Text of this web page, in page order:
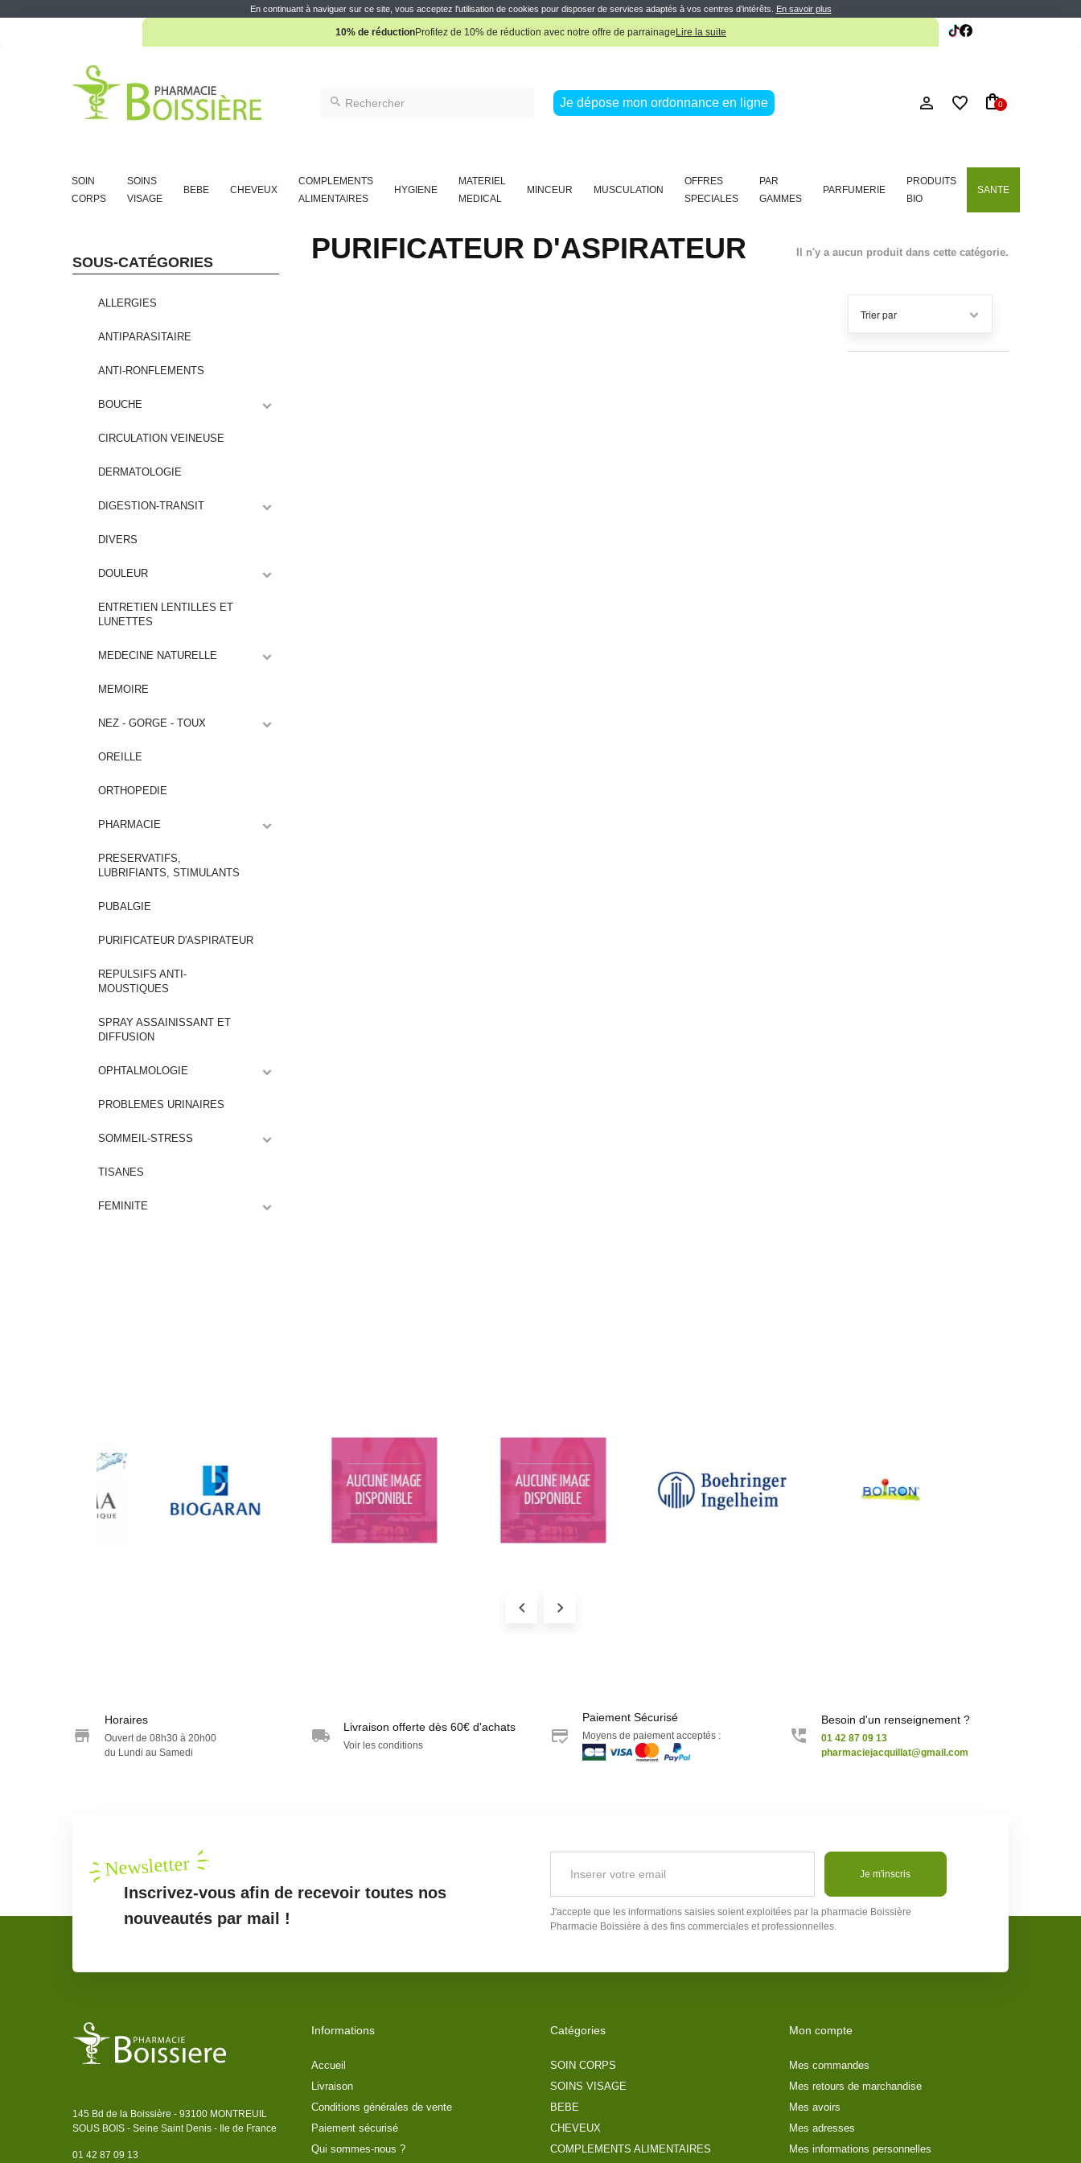
En continuant à naviguer sur ce site, vous acceptez l'utilisation de cookies pour disposer de services adaptés à vos centres d’intérêts. En savoir plus
Pharmacie Boissière Française
10% de réductionProfitez de 10% de réduction avec notre offre de parrainage Lire la suite
Je dépose mon ordonnance en ligne 0
SOIN
CORPS
SOINS
VISAGE
BEBE CHEVEUX
COMPLEMENTS
ALIMENTAIRES
HYGIENE
MATERIEL
MEDICAL
MINCEUR MUSCULATION
OFFRES
SPECIALES
PAR
GAMMES
PARFUMERIE
PRODUITS
BIO
SANTE
PURIFICATEUR D'ASPIRATEUR Il n'y a aucun produit dans cette catégorie.
SOUS-CATÉGORIES
ALLERGIES
ANTIPARASITAIRE
ANTI-RONFLEMENTS
BOUCHE
CIRCULATION VEINEUSE
DERMATOLOGIE
DIGESTION-TRANSIT
DIVERS
DOULEUR
ENTRETIEN LENTILLES ET
LUNETTES
MEDECINE NATURELLE
MEMOIRE
NEZ - GORGE - TOUX
OREILLE
ORTHOPEDIE
PHARMACIE
PRESERVATIFS,
LUBRIFIANTS, STIMULANTS
PUBALGIE
PURIFICATEUR D'ASPIRATEUR
REPULSIFS ANTI-
MOUSTIQUES
SPRAY ASSAINISSANT ET
DIFFUSION
OPHTALMOLOGIE
PROBLEMES URINAIRES
SOMMEIL-STRESS
TISANES
FEMINITE
Horaires
Ouvert de 08h30 à 20h00
du Lundi au Samedi
Livraison offerte dès 60€ d'achats
Voir les conditions
Paiement Sécurisé
Moyens de paiement acceptés :
Besoin d'un renseignement ?
01 42 87 09 13
pharmaciejacquillat@gmail.com
Newsletter
Inscrivez-vous afin de recevoir toutes nos
nouveautés par mail !
Je m'inscris
J'accepte que les informations saisies soient exploitées par la pharmacie Boissière
Pharmacie Boissière à des fins commerciales et professionnelles.
145 Bd de la Boissière - 93100 MONTREUIL
SOUS BOIS - Seine Saint Denis - Ile de France
01 42 87 09 13
Informations
Accueil
Livraison
Conditions générales de vente
Paiement sécurisé
Qui sommes-nous ?
Catégories
SOIN CORPS
SOINS VISAGE
BEBE
CHEVEUX
COMPLEMENTS ALIMENTAIRES
Mon compte
Mes commandes
Mes retours de marchandise
Mes avoirs
Mes adresses
Mes informations personnelles